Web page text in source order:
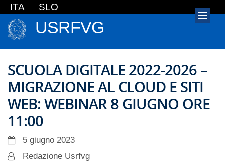
ITA SLO
USRFVG
SCUOLA DIGITALE 2022-2026 –
MIGRAZIONE AL CLOUD E SITI
WEB: WEBINAR 8 GIUGNO ORE
11:00
5 giugno 2023
Redazione Usrfvg